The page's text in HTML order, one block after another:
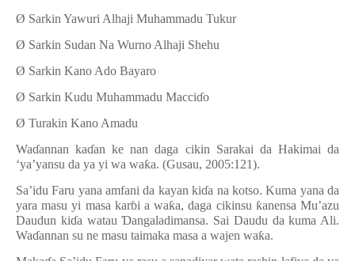
Ø Sarkin Yawuri Alhaji Muhammadu Tukur
Ø Sarkin Sudan Na Wurno Alhaji Shehu
Ø Sarkin Kano Ado Bayaro
Ø Sarkin Kudu Muhammadu Macciɗo
Ø Turakin Kano Amadu
Waɗannan kaɗan ke nan daga cikin Sarakai da Hakimai da
‘ya’yansu da ya yi wa waƙa. (Gusau, 2005:121).
Sa’idu Faru yana amfani da kayan kiɗa na kotso. Kuma yana da
yara masu yi masa karɓi a waƙa, daga cikinsu ƙanensa Mu’azu
Daudun kiɗa watauƊangaladimansa. Sai Daudu da kuma Ali.
Waɗannan su ne masu taimaka masa a wajen waƙa.